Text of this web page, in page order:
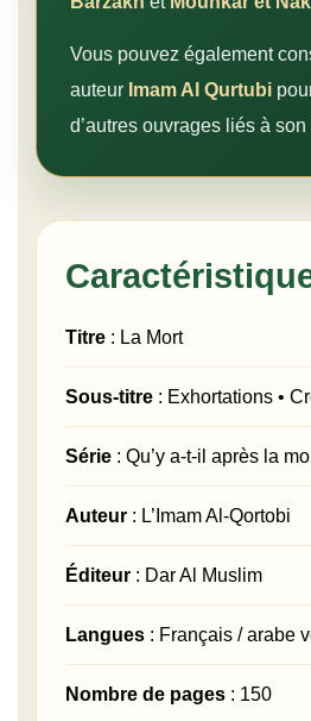
Vous pouvez également
auteur Imam Al Qurtubi
d’autres ouvrages liés à
Titre : La Mort
Sous-titre : Exhortations •
Série : Qu’y a-t-il après la
Auteur : L’Imam Al-Qortobi
Éditeur : Dar Al Muslim
Langues : Français / arabe
Nombre de pages : 150